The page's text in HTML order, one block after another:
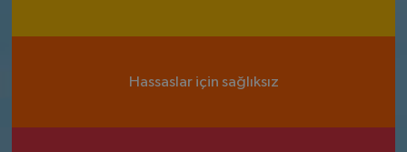
Hassaslar için sağlıksız